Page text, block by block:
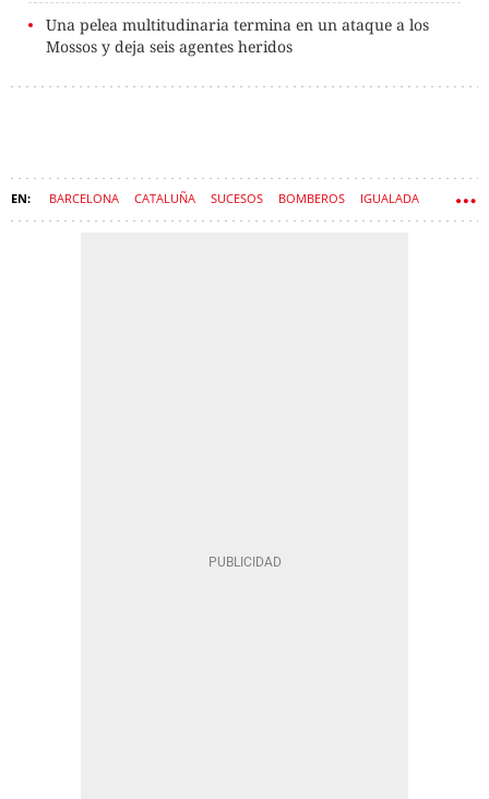
Una pelea multitudinaria termina en un ataque a los
Mossos y deja seis agentes heridos
BARCELONA CATALUÑA SUCESOS BOMBEROS IGUALADA